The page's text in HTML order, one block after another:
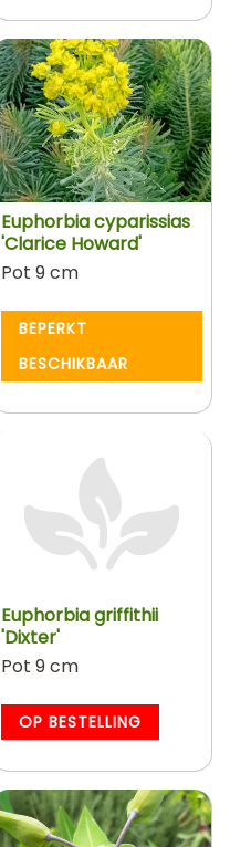
Euphorbia cyparissias
'Clarice Howard'
Pot 9 cm
BEPERKT
BESCHIKBAAR
Euphorbia griffithii
'Dixter'
Pot 9 cm
OP BESTELLING